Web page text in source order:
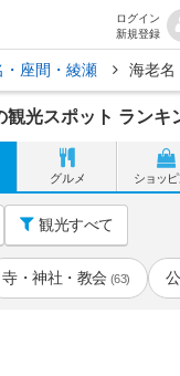
ログイン
新規登録
・座間・綾瀬 海老名
観光スポット ランキ
グルメ ショッピ
観光すべて
寺・神社・教会 (63)